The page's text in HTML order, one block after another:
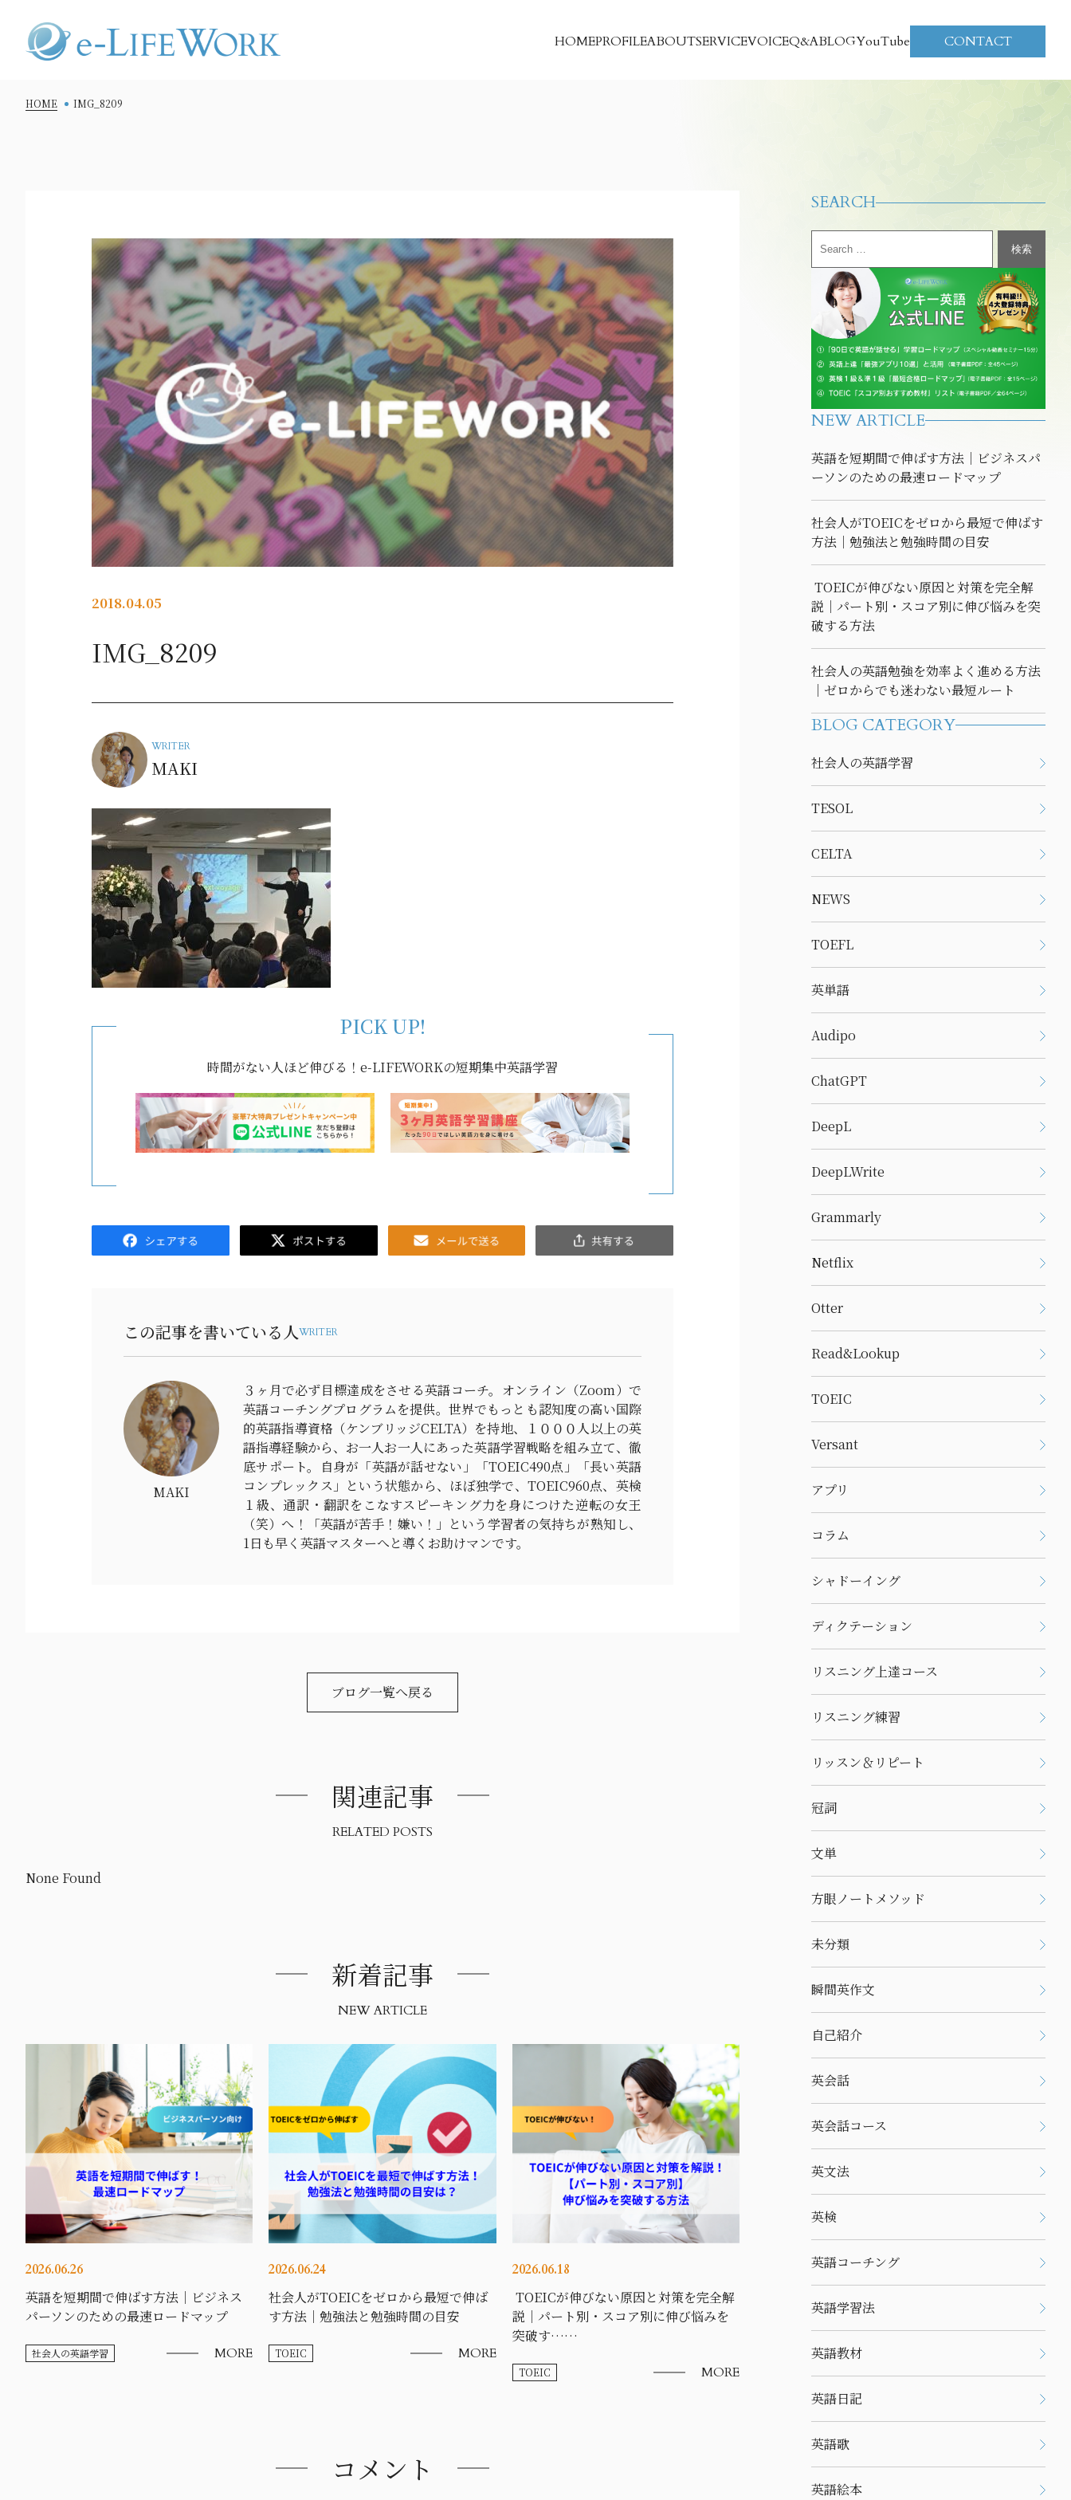
HOMEPROFILEABOUTSERVICEVOICEQ&ABLOGYouTube CONTACT
HOME IMG_8209
2018.04.05
IMG_8209
WRITER
MAKI
PICK UP!
時間がない人ほど伸びる！e-LIFEWORKの短期集中英語学習
Facebook Twitter Email 共
有
この記事を書いている人WRITER
MAKI
３ヶ月で必ず目標達成をさせる英語コーチ。オンライン（Zoom）で
英語コーチングプログラムを提供。世界でもっとも認知度の高い国際
的英語指導資格（ケンブリッジCELTA）を持地、１０００人以上の英
語指導経験から、お一人お一人にあった英語学習戦略を組み立て、徹
底サポート。自身が「英語が話せない」「TOEIC490点」「長い英語
コンプレックス」という状態から、ほぼ独学で、TOEIC960点、英検
１級、通訳・翻訳をこなすスピーキング力を身につけた逆転の女王
（笑）へ！「英語が苦手！嫌い！」という学習者の気持ちが熟知し、
1日も早く英語マスターへと導くお助けマンです。
ブログ一覧へ戻る
関連記事
RELATED POSTS
None Found
新着記事
NEW ARTICLE
2026.06.26
英語を短期間で伸ばす方法｜ビジネス
パーソンのための最速ロードマップ
社会人の英語学習 MORE
2026.06.24
社会人がTOEICをゼロから最短で伸ば
す方法｜勉強法と勉強時間の目安
TOEIC MORE
2026.06.18
TOEICが伸びない原因と対策を完全解
説｜パート別・スコア別に伸び悩みを
突破す……
TOEIC MORE
コメント
SEARCH
NEW ARTICLE
英語を短期間で伸ばす方法｜ビジネスパ
ーソンのための最速ロードマップ
社会人がTOEICをゼロから最短で伸ばす
方法｜勉強法と勉強時間の目安
TOEICが伸びない原因と対策を完全解
説｜パート別・スコア別に伸び悩みを突
破する方法
社会人の英語勉強を効率よく進める方法
｜ゼロからでも迷わない最短ルート
BLOG CATEGORY
社会人の英語学習
TESOL
CELTA
NEWS
TOEFL
英単語
Audipo
ChatGPT
DeepL
DeepLWrite
Grammarly
Netflix
Otter
Read&Lookup
TOEIC
Versant
アプリ
コラム
シャドーイング
ディクテーション
リスニング上達コース
リスニング練習
リッスン＆リピート
冠詞
文単
方眼ノートメソッド
未分類
瞬間英作文
自己紹介
英会話
英会話コース
英文法
英検
英語コーチング
英語学習法
英語教材
英語日記
英語歌
英語絵本